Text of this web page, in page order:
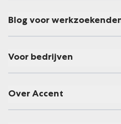
Blog voor
Voor bedrijven
Over Accent